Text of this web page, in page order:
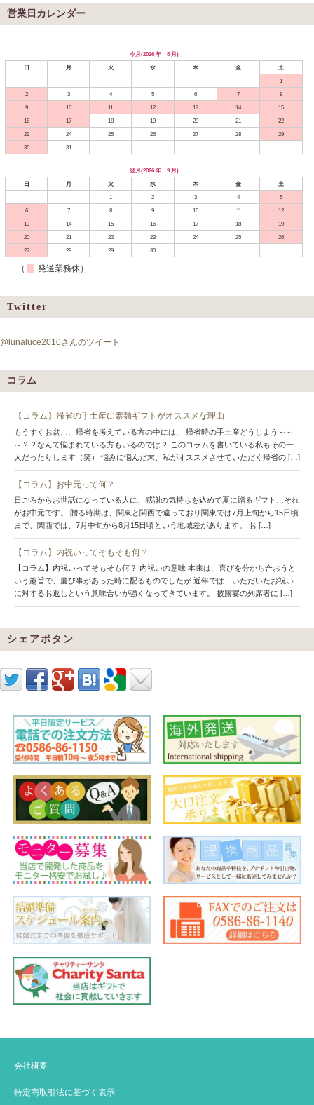
営業日カレンダー
今月(2026 年 8 月)
日
月 火 水 木 金
土
1
2
3 4 5 6 7
8
9
10 11 12 13 14
15
16
17 18 19 20 21
22
23
24 25 26 27 28
29
30
31
翌月(2026 年 9 月)
日
月 火 水 木 金
土
1
2 3 4
5
6
7 8 9 10 11
12
13
14 15 16 17 18
19
20
21 22 23 24 25
26
27
28 29 30
（ 発送業務休）
Twitter
@lunaluce2010さんのツイート
コラム
【コラム】帰省の手土産に素麺ギフトがオススメな理由
もうすぐお盆…、帰省を考えている方の中には、 帰省時の手土産どうしよう～～
～？？なんて悩まれている方もいるのでは？ このコラムを書いている私もその一
人だったりします（笑） 悩みに悩んだ末、私がオススメさせていただく帰省の […]
【コラム】お中元って何？
日ごろからお世話になっている人に、感謝の気持ちを込めて夏に贈るギフト…それ
がお中元です。 贈る時期は、関東と関西で違っており関東では7月上旬から15日頃
まで、関西では、7月中旬から8月15日頃という地域差があります。 お […]
【コラム】内祝いってそもそも何？
【コラム】内祝いってそもそも何？ 内祝いの意味 本来は、喜びを分かち合おうと
いう趣旨で、慶び事があった時に配るものでしたが 近年では、いただいたお祝い
に対するお返しという意味合いが強くなってきています。 披露宴の列席者に […]
シェアボタン
会社概要
特定商取引法に基づく表示